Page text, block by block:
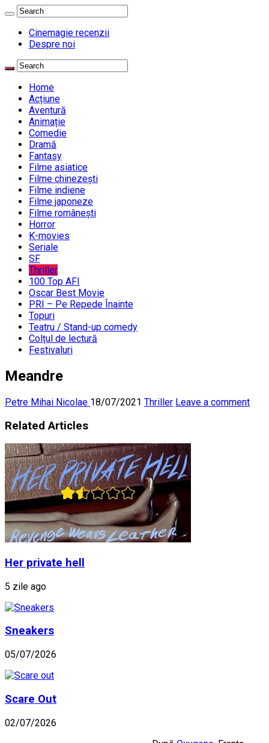
Cinemagie recenzii
Despre noi
Home
Acțiune
Aventură
Animație
Comedie
Dramă
Fantasy
Filme asiatice
Filme chinezești
Filme indiene
Filme japoneze
Filme românești
Horror
K-movies
Seriale
SF
Thriller
100 Top AFI
Oscar Best Movie
PRI – Pe Repede Înainte
Topuri
Teatru / Stand-up comedy
Colțul de lectură
Festivaluri
Meandre
Petre Mihai Nicolae 18/07/2021 Thriller Leave a comment
Related Articles
Her private hell
5 zile ago
Sneakers
05/07/2026
Scare Out
02/07/2026